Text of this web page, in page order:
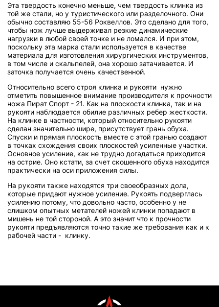
Эта твердость конечно меньше, чем твердость клинка из
той же стали, но у туристического или разделочного. Они
обычно составляю 55-56 Роквеллов. Это сделано для того,
чтобы нож лучше выдерживал резкие динамические
нагрузки в любой своей точке и не ломался. И при этом,
поскольку эта марка стали используется в качестве
материала для изготовления хирургических инструментов,
в том числе и скальпелей, она хорошо затачивается. И
заточка получается очень качественной.
Относительно всего строя клинка и рукояти нужно
отметить повышенное внимание производителя к прочности
ножа Пират Спорт - 21. Как на плоскости клинка, так и на
рукояти наблюдается обилие различных ребер жесткости.
На клинке в частности, который относительно рукояти
сделан значительно шире, присутствует грань обуха.
Спуски и прямая плоскость вместе с этой гранью создают
в точках схождения своих плоскостей усиленные участки.
Основное усиление, как не трудно догадаться приходится
на острие. Оно кстати, за счет скошенного обуха находится
практически на оси приложения силы.
На рукояти также находятся три своеобразных дола,
которые придают нужное усиление. Рукоять подверглась
усилению потому, что довольно часто, особенно у не
слишком опытных метателей ножей клинки попадают в
мишень не той стороной. А это значит что к прочности
рукояти предъявляются точно такие же требования как и к
рабочей части - клинку.